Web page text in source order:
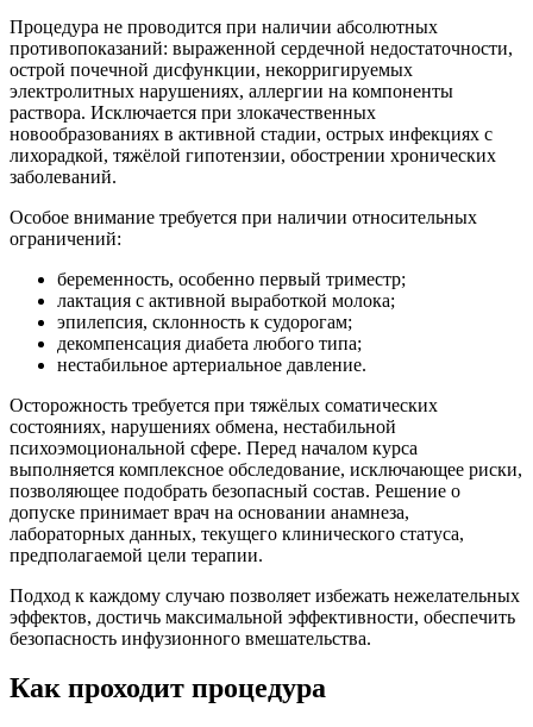
Процедура не проводится при наличии абсолютных
противопоказаний: выраженной сердечной недостаточности,
острой почечной дисфункции, некорригируемых
электролитных нарушениях, аллергии на компоненты
раствора. Исключается при злокачественных
новообразованиях в активной стадии, острых инфекциях с
лихорадкой, тяжёлой гипотензии, обострении хронических
заболеваний.
Особое внимание требуется при наличии относительных
ограничений:
беременность, особенно первый триместр;
лактация с активной выработкой молока;
эпилепсия, склонность к судорогам;
декомпенсация диабета любого типа;
нестабильное артериальное давление.
Осторожность требуется при тяжёлых соматических
состояниях, нарушениях обмена, нестабильной
психоэмоциональной сфере. Перед началом курса
выполняется комплексное обследование, исключающее риски,
позволяющее подобрать безопасный состав. Решение о
допуске принимает врач на основании анамнеза,
лабораторных данных, текущего клинического статуса,
предполагаемой цели терапии.
Подход к каждому случаю позволяет избежать нежелательных
эффектов, достичь максимальной эффективности, обеспечить
безопасность инфузионного вмешательства.
Как проходит процедура